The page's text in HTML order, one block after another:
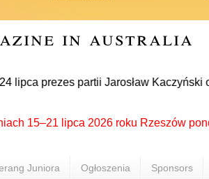
in australia
prezes partii Jarosław Kaczyński
15–21 lipca 2026 roku Rzeszów
Juniora Ogłoszenia Sponsors